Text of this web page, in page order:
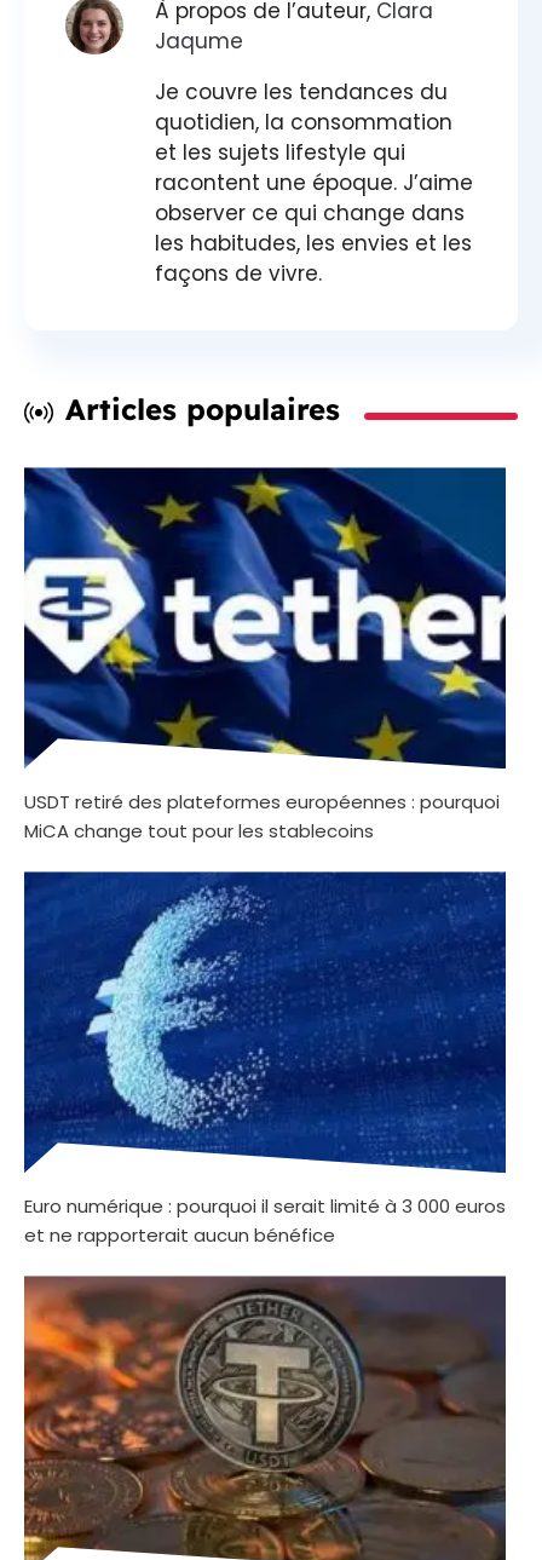
À propos de l’auteur, Clara
Jaqume
Je couvre les tendances du
quotidien, la consommation
et les sujets lifestyle qui
racontent une époque. J’aime
observer ce qui change dans
les habitudes, les envies et les
façons de vivre.
Articles populaires
USDT retiré des plateformes européennes : pourquoi
MiCA change tout pour les stablecoins
Euro numérique : pourquoi il serait limité à 3 000 euros
et ne rapporterait aucun bénéfice